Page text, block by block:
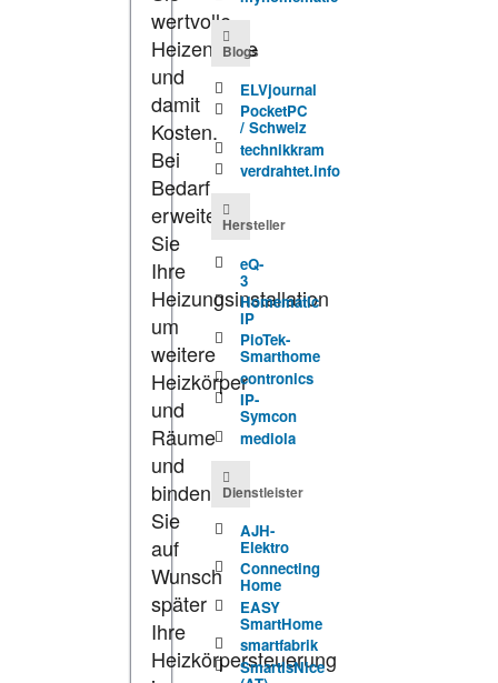
wertvolle
Heizenergie
und
damit
Kosten.
Bei
Bedarf
erweitern
Sie
Ihre
Heizungsinstallation
um
weitere
Heizkörper
und
Räume
und
binden
Sie
auf
Wunsch
später
Ihre
Heizkörpersteuerung
Blogs
ELVjournal
PocketPC
/ Schweiz
technikkram
verdrahtet.info
Hersteller
eQ-
3
Homematic
IP
PioTek-
Smarthome
contronics
IP-
Symcon
mediola
Dienstleister
AJH-
Elektro
Connecting
Home
EASY
SmartHome
smartfabrik
SmartIsNice